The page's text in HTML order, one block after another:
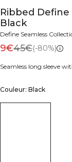
Ribbed Define
Black
Define Seamless
9€45€(-80%)
Seamless long sleeve
Couleur: Black